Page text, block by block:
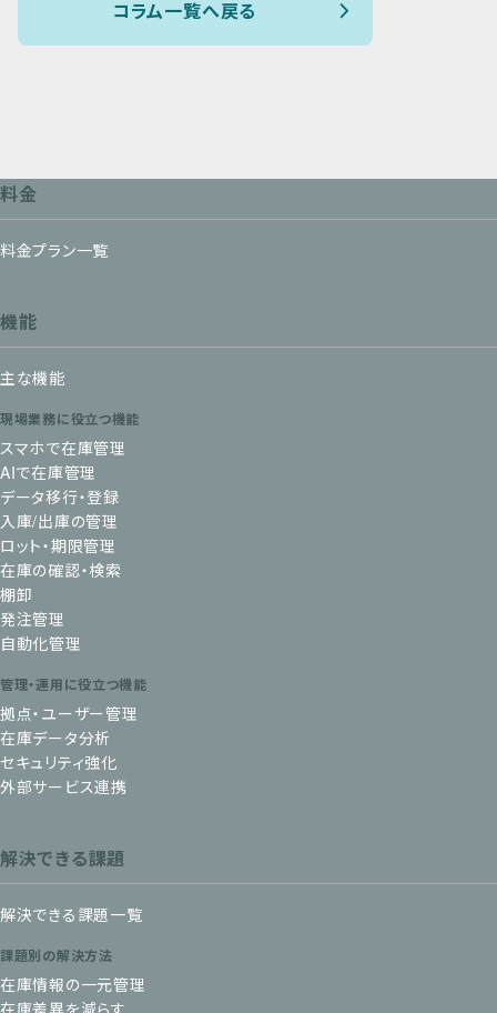
コラム一覧へ戻る
料金
料金プラン一覧
機能
主な機能
現場業務に役立つ機能
スマホで在庫管理
AIで在庫管理
データ移行・登録
入庫/出庫の管理
ロット・期限管理
在庫の確認・検索
棚卸
発注管理
自動化管理
管理・運用に役立つ機能
拠点・ユーザー管理
在庫データ分析
セキュリティ強化
外部サービス連携
解決できる課題
解決できる課題一覧
課題別の解決方法
在庫情報の一元管理
在庫差異を減らす